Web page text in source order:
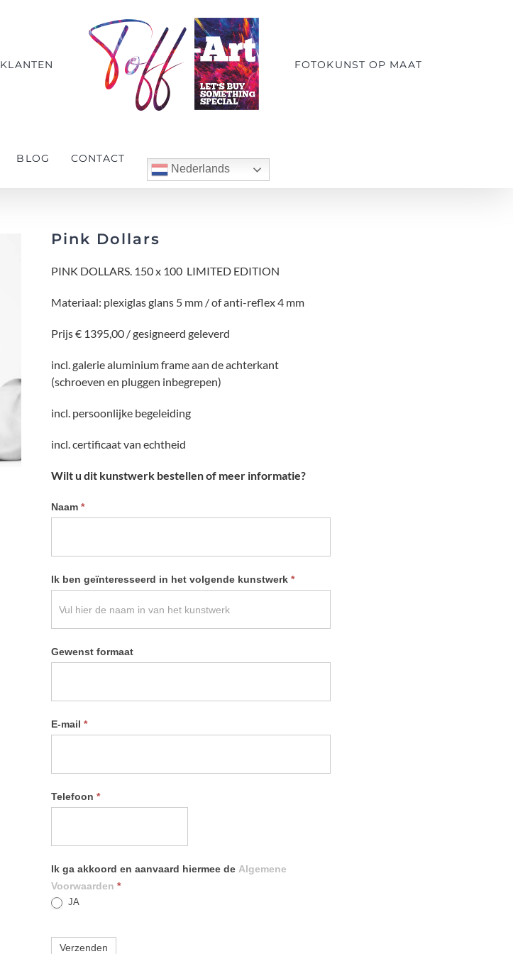
KLANTEN FOTOKUNST OP MAAT
BLOG CONTACT
Nederlands
Pink Dollars
PINK DOLLARS. 150 x 100 LIMITED EDITION
Materiaal: plexiglas glans 5 mm / of anti-reflex 4 mm
Prijs € 1395,00 / gesigneerd geleverd
incl. galerie aluminium frame aan de achterkant
(schroeven en pluggen inbegrepen)
incl. persoonlijke begeleiding
incl. certificaat van echtheid
Wilt u dit kunstwerk bestellen of meer informatie?
Informatie
Naam *
Ik ben geïnteresseerd in het volgende kunstwerk *
Gewenst formaat
E-mail *
Telefoon *
Ik ga akkoord en aanvaard hiermee de Algemene
Voorwaarden *
JA
Verzenden